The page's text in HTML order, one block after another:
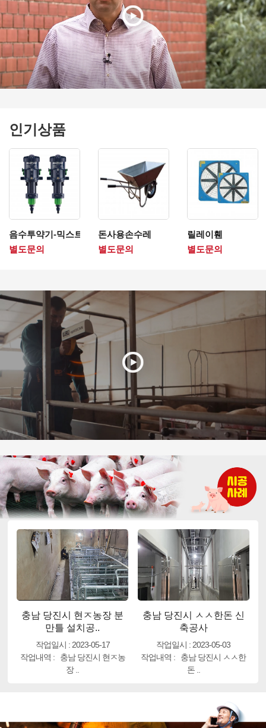
인기상품
음수투약기-믹스트론
별도문의
돈사용손수레
별도문의
릴레이휀
별도문의
충남 당진시 현ㅈ농장 분
만틀 설치공..
작업일시 : 2023-05-17
작업내역 : 충남 당진시 현ㅈ농
장 ..
충남 당진시 ㅅㅅ한돈 신
축공사
작업일시 : 2023-05-03
작업내역 : 충남 당진시 ㅅㅅ한
돈 ..